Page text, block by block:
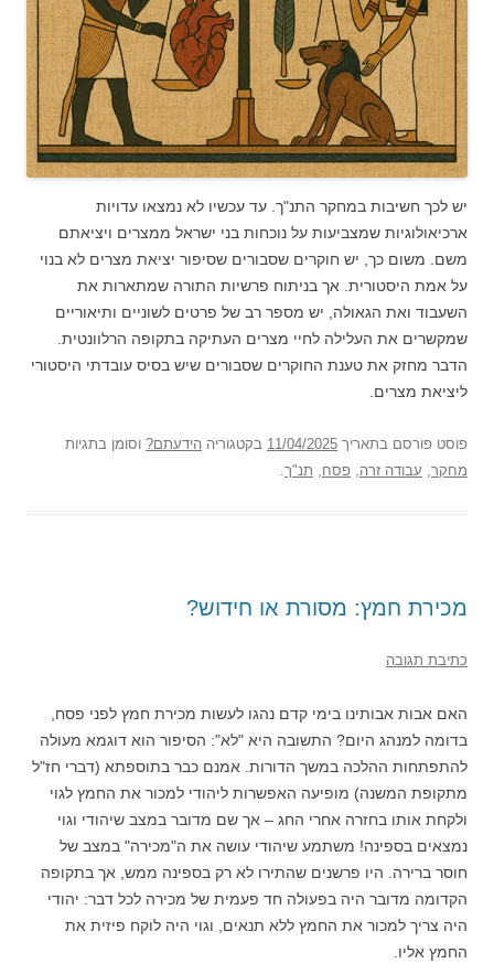
יש לכך חשיבות במחקר התנ"ך. עד עכשיו לא נמצאו עדויות
ארכיאולוגיות שמצביעות על נוכחות בני ישראל ממצרים ויציאתם
משם. משום כך, יש חוקרים שסבורים שסיפור יציאת מצרים לא בנוי
על אמת היסטורית. אך בניתוח פרשיות התורה שמתארות את
השעבוד ואת הגאולה, יש מספר רב של פרטים לשוניים ותיאוריים
שמקשרים את העלילה לחיי מצרים העתיקה בתקופה הרלוונטית.
הדבר מחזק את טענת החוקרים שסבורים שיש בסיס עובדתי היסטורי
ליציאת מצרים.
פוסט פורסם בתאריך 11/04/2025 בקטגוריה הידעתם? וסומן בתגיות
מחקר, עבודה זרה, פסח, תנ"ך.
מכירת חמץ: מסורת או חידוש?
כתיבת תגובה
האם אבות אבותינו בימי קדם נהגו לעשות מכירת חמץ לפני פסח,
בדומה למנהג היום? התשובה היא "לא": הסיפור הוא דוגמא מעולה
להתפתחות ההלכה במשך הדורות. אמנם כבר בתוספתא (דברי חז"ל
מתקופת המשנה) מופיעה האפשרות ליהודי למכור את החמץ לגוי
ולקחת אותו בחזרה אחרי החג – אך שם מדובר במצב שיהודי וגוי
נמצאים בספינה! משתמע שיהודי עושה את ה"מכירה" במצב של
חוסר ברירה. היו פרשנים שהתירו לא רק בספינה ממש, אך בתקופה
הקדומה מדובר היה בפעולה חד פעמית של מכירה לכל דבר: יהודי
היה צריך למכור את החמץ ללא תנאים, וגוי היה לוקח פיזית את
החמץ אליו.